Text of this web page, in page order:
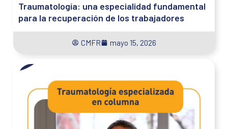
Traumatología: una especialidad fundamental
para la recuperación de los trabajadores
CMFR mayo 15, 2026